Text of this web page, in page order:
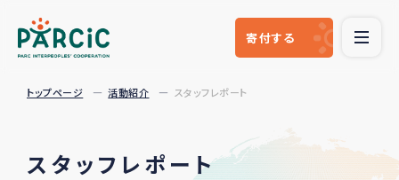
寄付する
トップページ 活動紹介 スタッフレポート
スタッフレポート